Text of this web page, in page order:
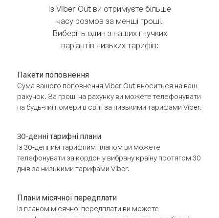
Із Viber Out ви отримуєте більше
часу розмов за менші гроші.
Виберіть один з наших гнучких
варіантів низьких тарифів:
Пакети поповнення
Сума вашого поповнення Viber Out вноситься на ваш
рахунок. За гроші на рахунку ви можете телефонувати
на будь-які номери в світі за низькими тарифами Viber.
30-денні тарифні плани
Із 30-денним тарифним планом ви можете
телефонувати за кордон у вибрану країну протягом 30
днів за низькими тарифами Viber.
Плани місячної передплати
Із планом місячної передплати ви можете